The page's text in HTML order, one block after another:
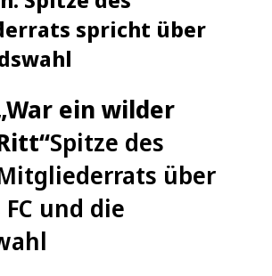
spricht über
ein wilder
Spitze des
über
und die